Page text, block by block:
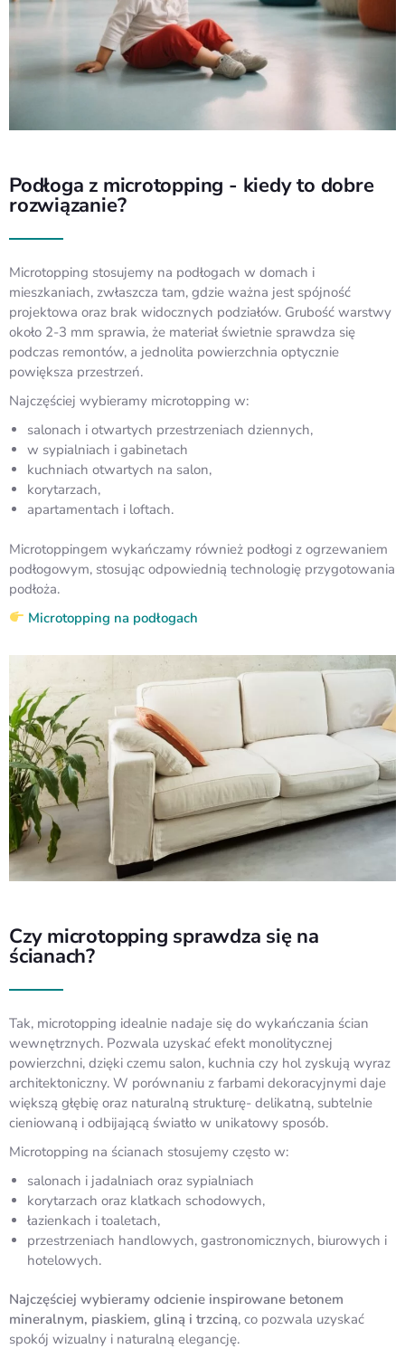
Podłoga z microtopping - kiedy to dobre
rozwiązanie?
Microtopping stosujemy na podłogach w domach i
mieszkaniach, zwłaszcza tam, gdzie ważna jest spójność
projektowa oraz brak widocznych podziałów. Grubość warstwy
około 2-3 mm sprawia, że materiał świetnie sprawdza się
podczas remontów, a jednolita powierzchnia optycznie
powiększa przestrzeń.
Najczęściej wybieramy microtopping w:
salonach i otwartych przestrzeniach dziennych,
w sypialniach i gabinetach
kuchniach otwartych na salon,
korytarzach,
apartamentach i loftach.
Microtoppingem wykańczamy również podłogi z ogrzewaniem
podłogowym, stosując odpowiednią technologię przygotowania
podłoża.
Microtopping na podłogach
Czy microtopping sprawdza się na
ścianach?
Tak, microtopping idealnie nadaje się do wykańczania ścian
wewnętrznych. Pozwala uzyskać efekt monolitycznej
powierzchni, dzięki czemu ⁠salon, kuchnia czy hol zyskują wyraz
architektoniczny. W porównaniu z farbami dekoracyjnymi daje
większą głębię oraz naturalną strukturę- delikatną, subtelnie
cieniowaną i odbijającą światło w unikatowy sposób.
Microtopping na ścianach stosujemy często w:
salonach i jadalniach oraz sypialniach
korytarzach oraz klatkach schodowych,
łazienkach i toaletach,
przestrzeniach handlowych, gastronomicznych, biurowych i
hotelowych.
Najczęściej wybieramy odcienie inspirowane betonem
mineralnym, piaskiem, gliną i trzciną, co pozwala uzyskać
spokój wizualny i naturalną elegancję.